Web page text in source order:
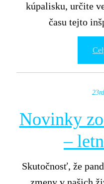
kúpalisku, určite
času tejto
Novinky
–
Skutočnosť, že